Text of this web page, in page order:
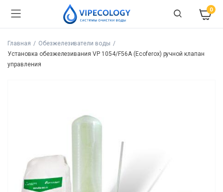
0
Главная
Обезжелезиватели воды
Установка обезжелезивания VP 1054/F56A (Ecoferox) ручной клапан
управления